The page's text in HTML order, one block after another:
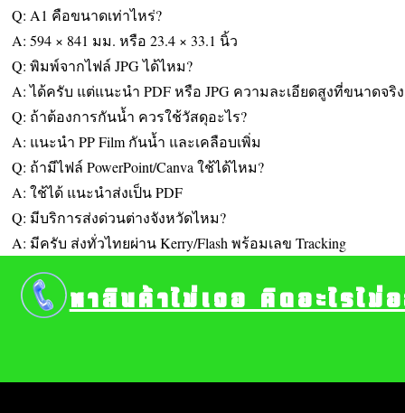
Q: A1 คือขนาดเท่าไหร่?
A: 594 × 841 มม. หรือ 23.4 × 33.1 นิ้ว
Q: พิมพ์จากไฟล์ JPG ได้ไหม?
A: ได้ครับ แต่แนะนำ PDF หรือ JPG ความละเอียดสูงที่ขนาดจริง
Q: ถ้าต้องการกันน้ำ ควรใช้วัสดุอะไร?
A: แนะนำ PP Film กันน้ำ และเคลือบเพิ่ม
Q: ถ้ามีไฟล์ PowerPoint/Canva ใช้ได้ไหม?
A: ใช้ได้ แนะนำส่งเป็น PDF
Q: มีบริการส่งด่วนต่างจังหวัดไหม?
A: มีครับ ส่งทั่วไทยผ่าน Kerry/Flash พร้อมเลข Tracking
หาสินค้าไม่เจอ คิดอะไรไ